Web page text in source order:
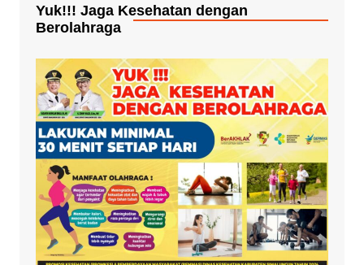
Yuk!!! Jaga Kesehatan dengan
Berolahraga